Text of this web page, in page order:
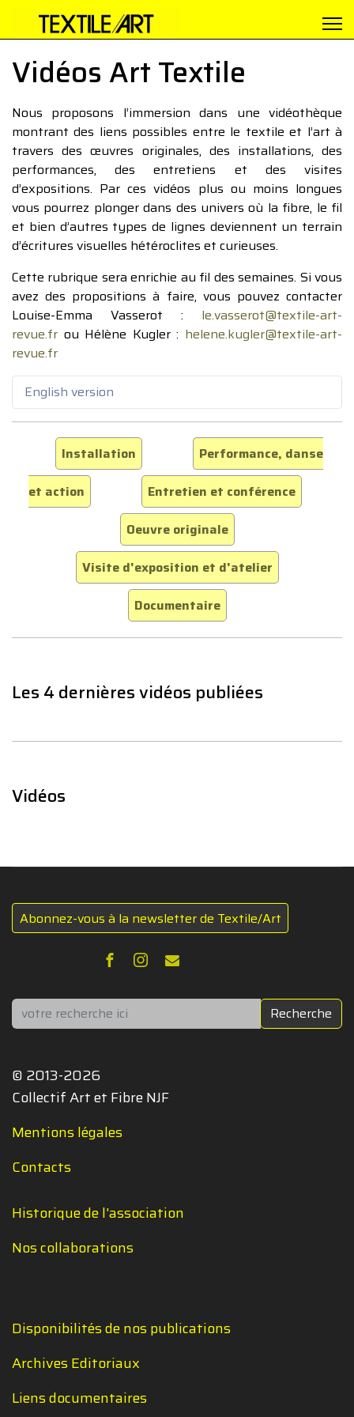
Vidéos Art Textile
Nous proposons l’immersion dans une vidéothèque
montrant des liens possibles entre le textile et l’art à
travers des œuvres originales, des installations, des
performances, des entretiens et des visites
d’expositions. Par ces vidéos plus ou moins longues
vous pourrez plonger dans des univers où la fibre, le fil
et bien d’autres types de lignes deviennent un terrain
d’écritures visuelles hétéroclites et curieuses.
Cette rubrique sera enrichie au fil des semaines. Si vous
avez des propositions à faire, vous pouvez contacter
Louise-Emma Vasserot : le.vasserot@textile-art-
revue.fr ou Hélène Kugler : helene.kugler@textile-art-
revue.fr
English version
Installation
Performance, danse
et action
Entretien et conférence
Oeuvre originale
Visite d'exposition et d'atelier
Documentaire
Les 4 dernières vidéos publiées
Vidéos
Abonnez-vous à la newsletter de Textile/Art
Rechercher Recherche
© 2013-2026
Collectif Art et Fibre NJF
Mentions légales
Contacts
Historique de l'association
Nos collaborations
Disponibilités de nos publications
Archives Editoriaux
Liens documentaires